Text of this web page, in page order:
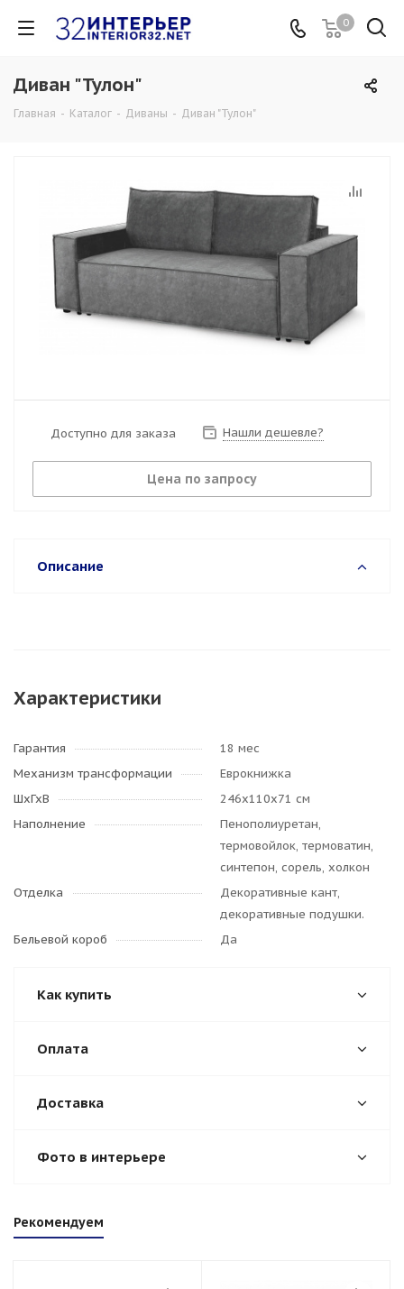
0
Диван "Тулон"
Главная - Каталог - Диваны - Диван "Тулон"
Доступно для заказа Нашли дешевле?
Цена по запросу
Описание
Характеристики
Гарантия
18 мес
Механизм трансформации
Еврокнижка
ШхГхВ
246х110х71 см
Наполнение
Пенополиуретан,
термовойлок, термоватин,
синтепон, сорель, холкон
Отделка
Декоративные кант,
декоративные подушки.
Бельевой короб
Да
Как купить
Оплата
Доставка
Фото в интерьере
Рекомендуем